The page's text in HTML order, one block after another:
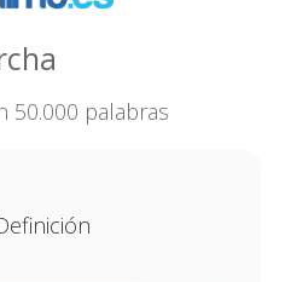
50.000 palabras